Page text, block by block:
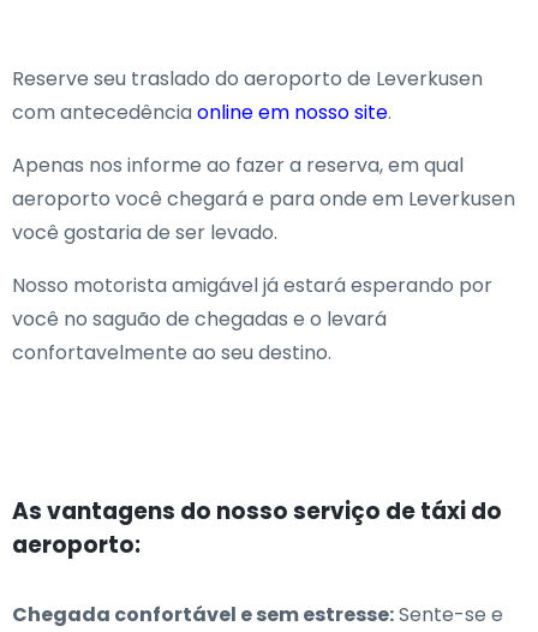
Reserve seu traslado do aeroporto de Leverkusen
com antecedênciaonline em nosso site.
Apenas nos informe ao fazer a reserva, em qual
aeroporto você chegará e para onde em Leverkusen
você gostaria de ser levado.
Nosso motorista amigável já estará esperando por
você no saguão de chegadas e o levará
confortavelmente ao seu destino.
As vantagens do nosso serviço de táxi do
aeroporto:
Chegada confortável e sem estresse:Sente-se e